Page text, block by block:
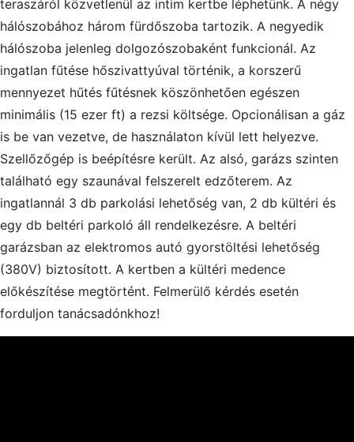
teraszáról közvetlenül az intim kertbe léphetünk. A négy
hálószobához három fürdőszoba tartozik. A negyedik
hálószoba jelenleg dolgozószobaként funkcionál. Az
ingatlan fűtése hőszivattyúval történik, a korszerű
mennyezet hűtés fűtésnek köszönhetően egészen
minimális (15 ezer ft) a rezsi költsége. Opcionálisan a gáz
is be van vezetve, de használaton kívül lett helyezve.
Szellőzőgép is beépítésre került. Az alsó, garázs szinten
található egy szaunával felszerelt edzőterem. Az
ingatlannál 3 db parkolási lehetőség van, 2 db kültéri és
egy db beltéri parkoló áll rendelkezésre. A beltéri
garázsban az elektromos autó gyorstöltési lehetőség
(380V) biztosított. A kertben a kültéri medence
előkészítése megtörtént. Felmerülő kérdés esetén
forduljon tanácsadónkhoz!